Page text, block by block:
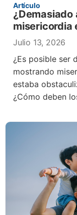
Artículo
¿Demasiado
misericordia
Julio 13, 2026
¿Es posible ser
mostrando
estaba
¿Cómo deben